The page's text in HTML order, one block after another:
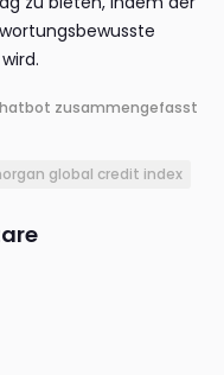
zusammengefasst
global credit index